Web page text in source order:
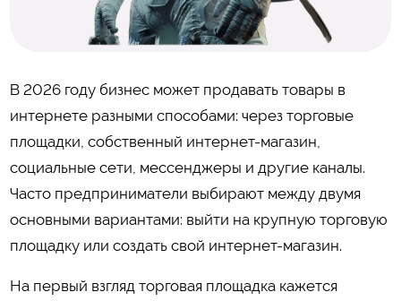
В 2026 году бизнес может продавать товары в
интернете разными способами: через торговые
площадки, собственный интернет-магазин,
социальные сети, мессенджеры и другие каналы.
Часто предприниматели выбирают между двумя
основными вариантами: выйти на крупную торговую
площадку или создать свой интернет-магазин.
На первый взгляд торговая площадка кажется